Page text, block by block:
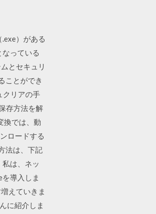
）がある
っている
とセキュリ
ことができ
クリアの手
存方法を解
換では、動
ロードする
法は、下記
は、ネッ
導入しま
えていきま
に紹介しま